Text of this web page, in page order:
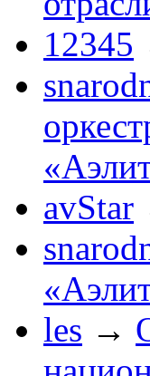
12345
avStar
les →